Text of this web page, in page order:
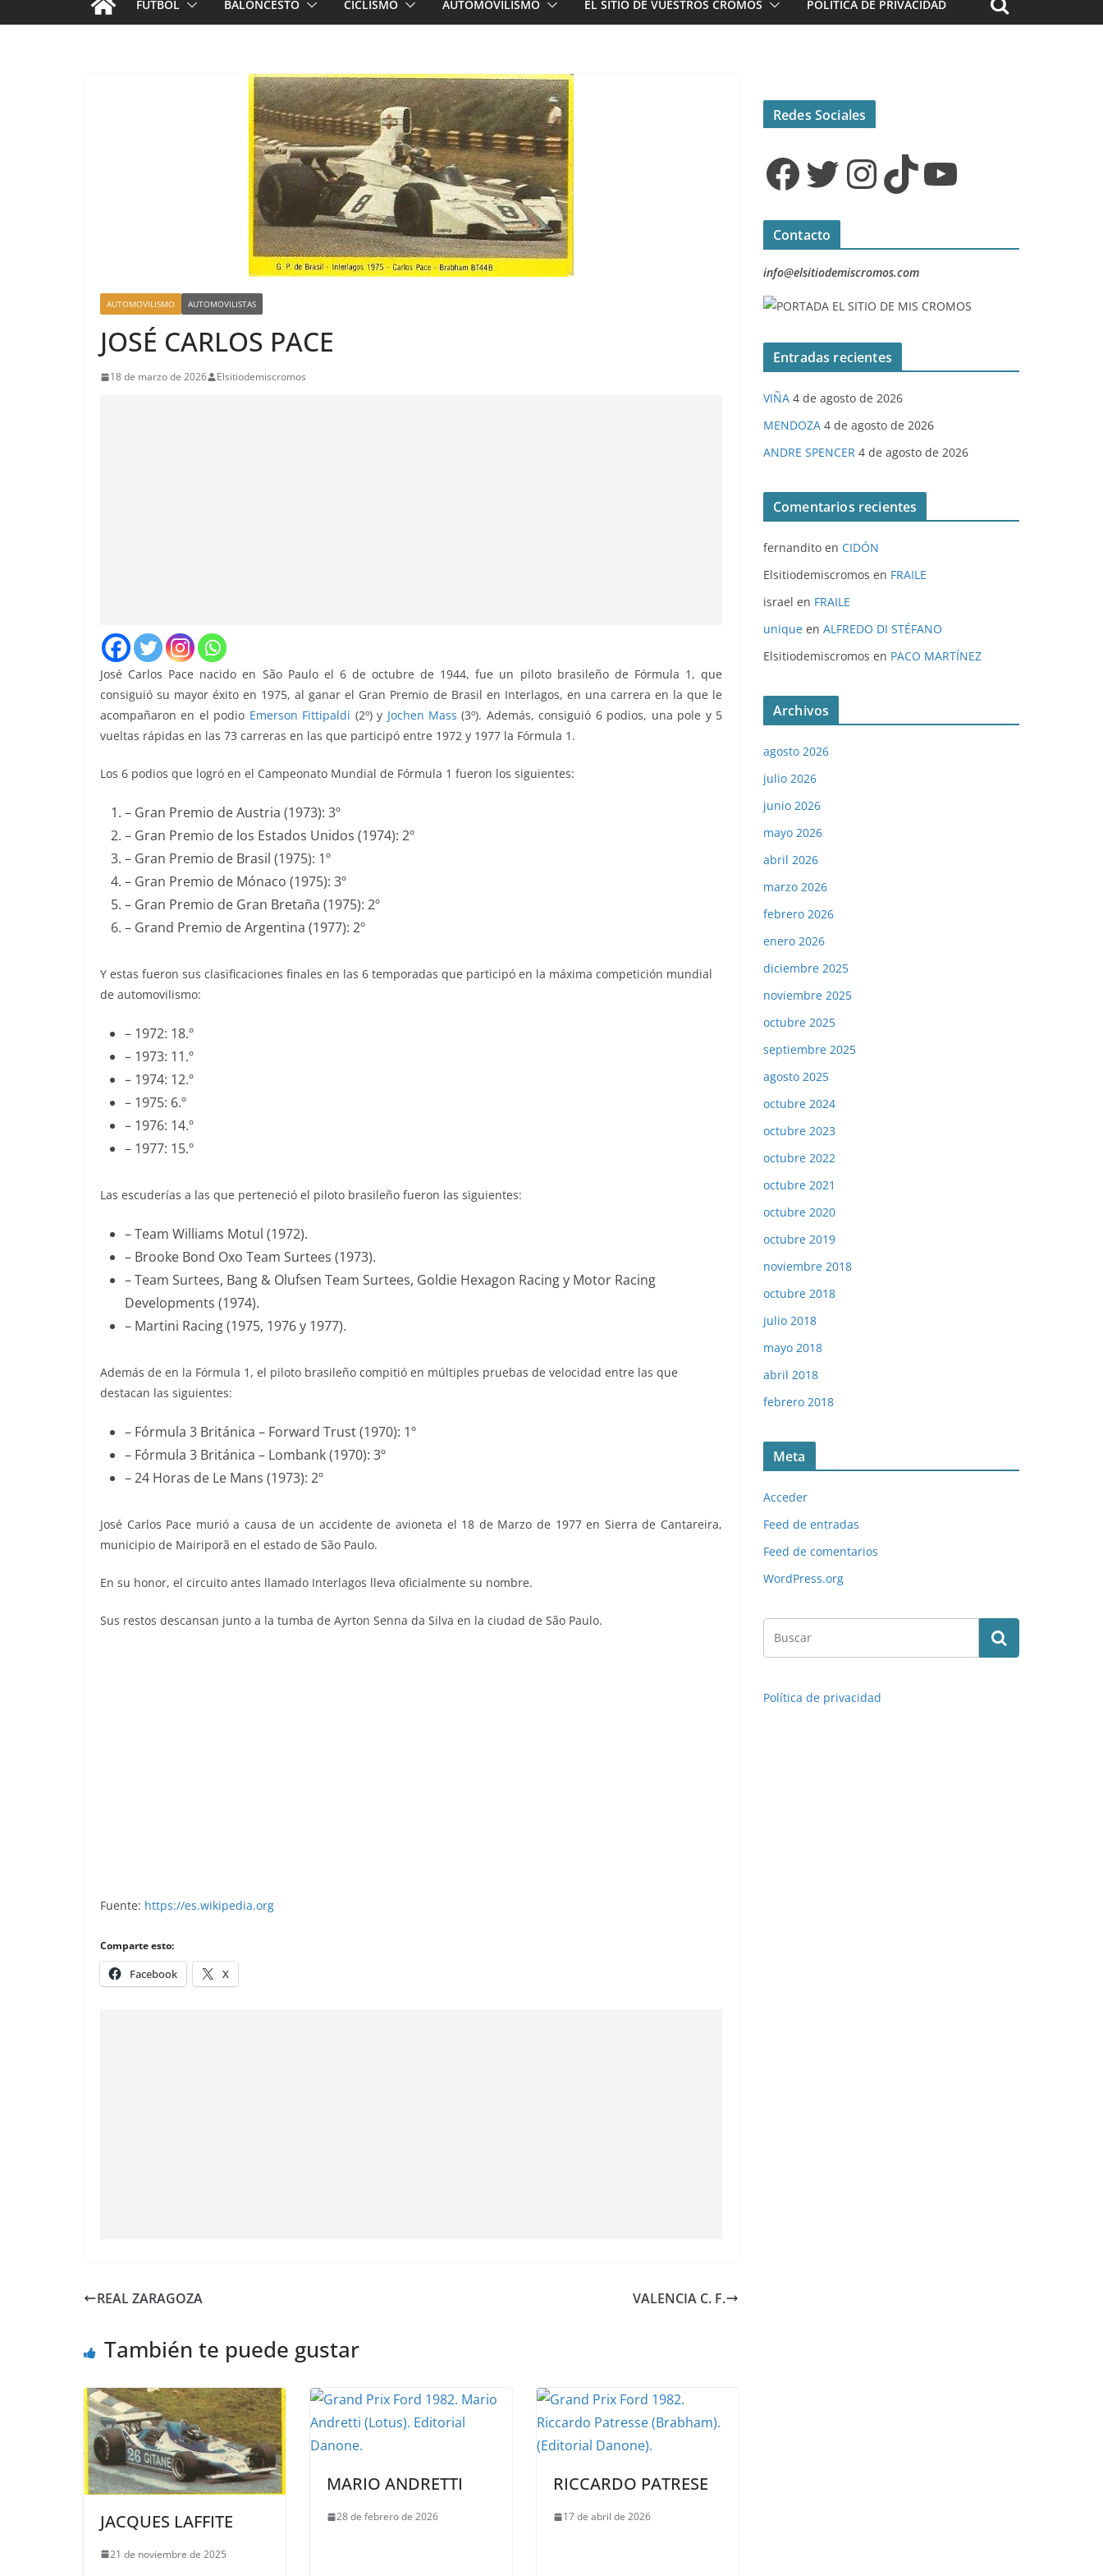
FÚTBOL BALONCESTO CICLISMO AUTOMOVILISMO EL SITIO DE VUESTROS CROMOS POLÍTICA DE PRIVACIDAD
AUTOMOVILISMO AUTOMOVILISTAS
JOSÉ CARLOS PACE
18 de marzo de 2026 Elsitiodemiscromos
José Carlos Pace nacido en São Paulo el 6 de octubre de 1944, fue un piloto brasileño de Fórmula 1, que
consiguió su mayor éxito en 1975, al ganar el Gran Premio de Brasil en Interlagos, en una carrera en la que le
acompañaron en el podio Emerson Fittipaldi (2º) y Jochen Mass (3º). Además, consiguió 6 podios, una pole y 5
vueltas rápidas en las 73 carreras en las que participó entre 1972 y 1977 la Fórmula 1.
Los 6 podios que logró en el Campeonato Mundial de Fórmula 1 fueron los siguientes:
– Gran Premio de Austria (1973): 3º
– Gran Premio de los Estados Unidos (1974): 2º
– Gran Premio de Brasil (1975): 1º
– Gran Premio de Mónaco (1975): 3º
– Gran Premio de Gran Bretaña (1975): 2º
– Grand Premio de Argentina (1977): 2º
Y estas fueron sus clasificaciones finales en las 6 temporadas que participó en la máxima competición mundial
de automovilismo:
– 1972: 18.º
– 1973: 11.º
– 1974: 12.º
– 1975: 6.º
– 1976: 14.º
– 1977: 15.º
Las escuderías a las que perteneció el piloto brasileño fueron las siguientes:
– Team Williams Motul (1972).
– Brooke Bond Oxo Team Surtees (1973).
– Team Surtees, Bang & Olufsen Team Surtees, Goldie Hexagon Racing y Motor Racing
Developments (1974).
– Martini Racing (1975, 1976 y 1977).
Además de en la Fórmula 1, el piloto brasileño compitió en múltiples pruebas de velocidad entre las que
destacan las siguientes:
– Fórmula 3 Británica – Forward Trust (1970): 1º
– Fórmula 3 Británica – Lombank (1970): 3º
– 24 Horas de Le Mans (1973): 2º
José Carlos Pace murió a causa de un accidente de avioneta el 18 de Marzo de 1977 en Sierra de Cantareira,
municipio de Mairiporã en el estado de São Paulo.​
En su honor, el circuito antes llamado Interlagos lleva oficialmente su nombre.
Sus restos descansan junto a la tumba de Ayrton Senna da Silva en la ciudad de São Paulo.
Fuente: https://es.wikipedia.org
Comparte esto:
Facebook X
REAL ZARAGOZA VALENCIA C. F.
También te puede gustar
JACQUES LAFFITE
21 de noviembre de 2025
MARIO ANDRETTI
28 de febrero de 2026
RICCARDO PATRESE
17 de abril de 2026
Redes Sociales
Facebook Twitter InstagramTikTok YouTube
Contacto
info@elsitiodemiscromos.com
Entradas recientes
VIÑA 4 de agosto de 2026
MENDOZA 4 de agosto de 2026
ANDRE SPENCER 4 de agosto de 2026
Comentarios recientes
fernandito en CIDÓN
Elsitiodemiscromos en FRAILE
israel en FRAILE
unique en ALFREDO DI STÉFANO
Elsitiodemiscromos en PACO MARTÍNEZ
Archivos
agosto 2026
julio 2026
junio 2026
mayo 2026
abril 2026
marzo 2026
febrero 2026
enero 2026
diciembre 2025
noviembre 2025
octubre 2025
septiembre 2025
agosto 2025
octubre 2024
octubre 2023
octubre 2022
octubre 2021
octubre 2020
octubre 2019
noviembre 2018
octubre 2018
julio 2018
mayo 2018
abril 2018
febrero 2018
Meta
Acceder
Feed de entradas
Feed de comentarios
WordPress.org
Política de privacidad